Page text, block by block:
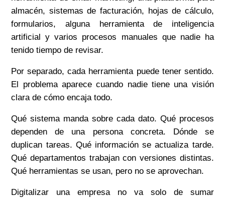
almacén, sistemas de facturación, hojas de cálculo,
formularios, alguna herramienta de inteligencia
artificial y varios procesos manuales que nadie ha
tenido tiempo de revisar.
Por separado, cada herramienta puede tener sentido.
El problema aparece cuando nadie tiene una visión
clara de cómo encaja todo.
Qué sistema manda sobre cada dato. Qué procesos
dependen de una persona concreta. Dónde se
duplican tareas. Qué información se actualiza tarde.
Qué departamentos trabajan con versiones distintas.
Qué herramientas se usan, pero no se aprovechan.
Digitalizar una empresa no va solo de sumar